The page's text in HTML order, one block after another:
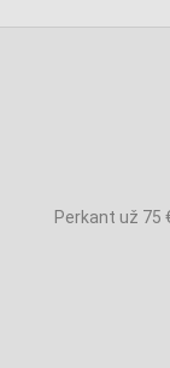
Perkant už 75